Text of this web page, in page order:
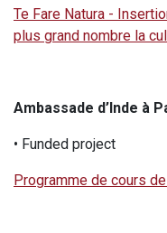
Te Fare Natura -
plus grand nombre la
Ambassade d’Inde à
• Funded project
Programme de cours